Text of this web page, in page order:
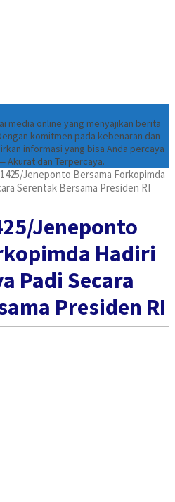
media online yang menyajikan berita
komitmen pada kebenaran dan
informasi yang bisa Anda percaya
Akurat dan Terpercaya.
Jeneponto Bersama Forkopimda
Serentak Bersama Presiden RI
Jeneponto
Hadiri
Padi Secara
Presiden RI